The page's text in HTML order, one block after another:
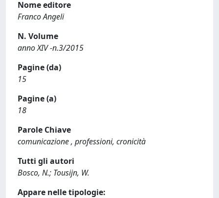
Nome editore
Franco Angeli
N. Volume
anno XIV -n.3/2015
Pagine (da)
15
Pagine (a)
18
Parole Chiave
comunicazione , professioni, cronicità
Tutti gli autori
Bosco, N.; Tousijn, W.
Appare nelle tipologie: